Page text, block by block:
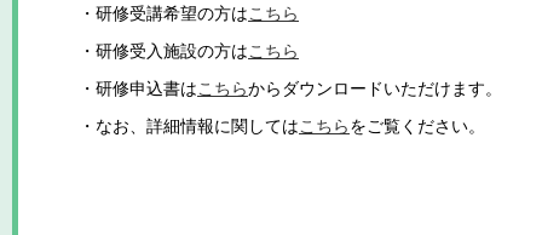
・研修受講希望の方はこちら
・研修受入施設の方はこちら
・研修申込書はこちらからダウンロードいただけます。
・なお、詳細情報に関してはこちらをご覧ください。